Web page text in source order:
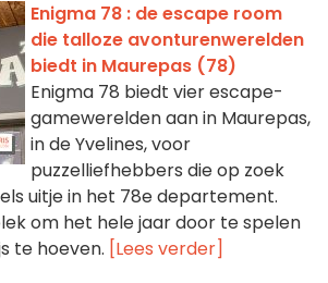
Enigma 78 : de escape room
die talloze avonturenwerelden
biedt in Maurepas (78)
Enigma 78 biedt vier escape-
gamewerelden aan in Maurepas,
in de Yvelines, voor
puzzelliefhebbers die op zoek
uitje in het 78e departement.
om het hele jaar door te spelen
te hoeven. [Lees verder]